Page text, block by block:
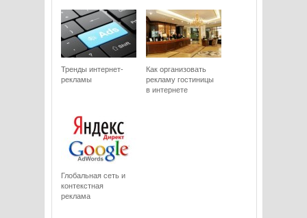
Тренды интернет-
рекламы
Как организовать
рекламу гостиницы
в интернете
Глобальная сеть и
контекстная
реклама